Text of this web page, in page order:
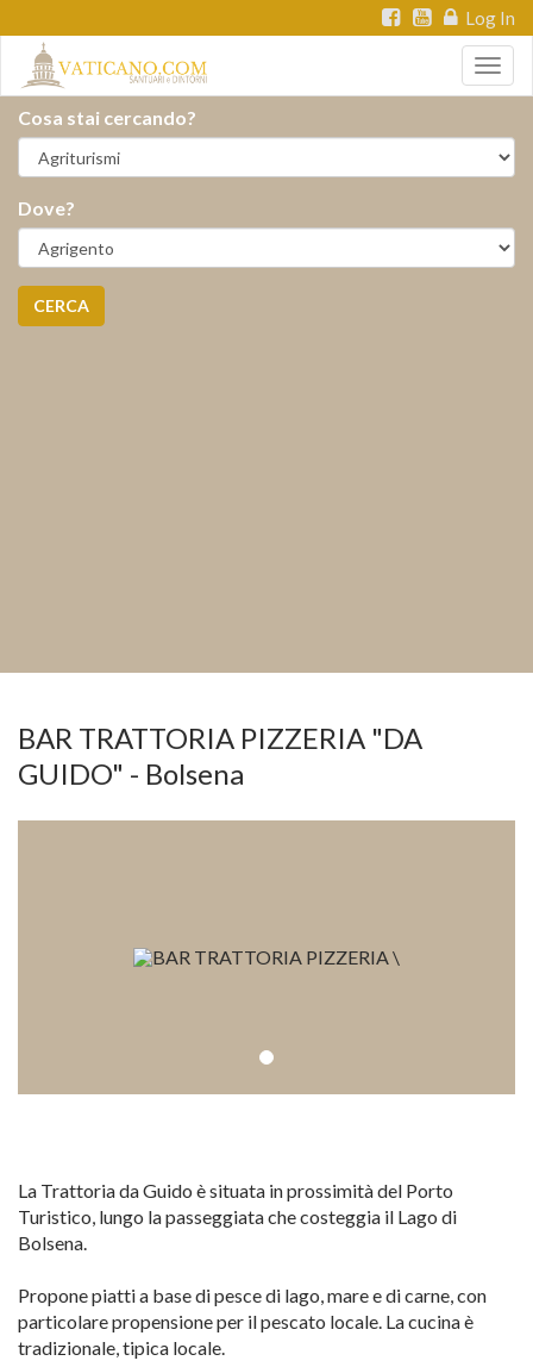
Log In
Cosa stai cercando?
Dove?
CERCA
BAR TRATTORIA PIZZERIA "DA
GUIDO" - Bolsena
La Trattoria da Guido è situata in prossimità del Porto
Turistico, lungo la passeggiata che costeggia il Lago di
Bolsena.
Propone piatti a base di pesce di lago, mare e di carne, con
particolare propensione per il pescato locale. La cucina è
tradizionale, tipica locale.